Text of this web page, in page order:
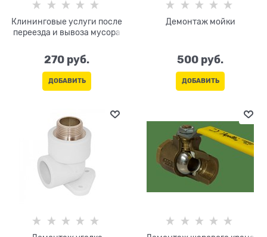
Клининговые услуги после
переезда и вывоза мусора
270 руб.
ДОБАВИТЬ
Демонтаж мойки
500 руб.
ДОБАВИТЬ